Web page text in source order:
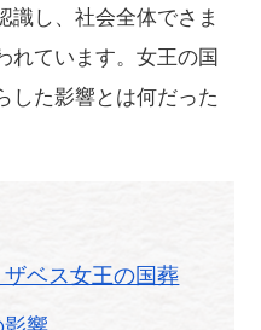
識し、社会全体でさま
れています。女王の国
した影響とは何だった
ベス女王の国葬